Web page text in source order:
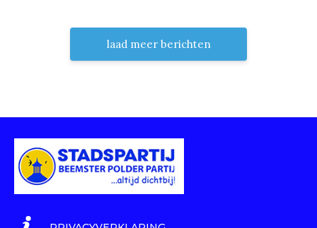
laad meer berichten